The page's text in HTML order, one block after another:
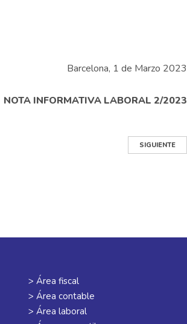
Barcelona, 1 de Marzo 2023
NOTA INFORMATIVA LABORAL 2/2023
SIGUIENTE
> Área fiscal
> Área contable
> Área laboral